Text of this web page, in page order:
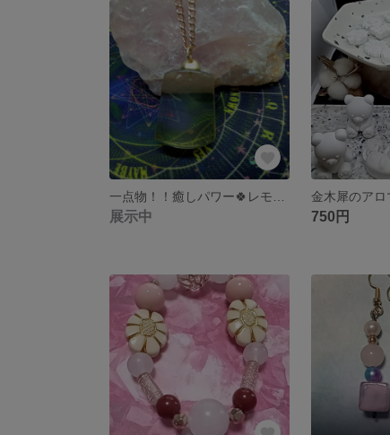
展示中 750円